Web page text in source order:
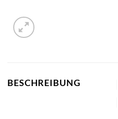
BESCHREIBUNG